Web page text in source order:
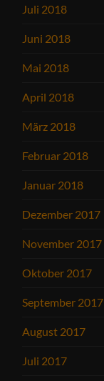
Juli 2018
Juni 2018
Mai 2018
April 2018
März 2018
Februar 2018
Januar 2018
Dezember 2017
November 2017
Oktober 2017
September 2017
August 2017
Juli 2017